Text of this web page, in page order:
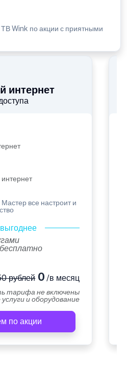
Wink по акции с приятными
интернет
все настроит и
рублей0 /в месяц
тарифа не включены
и оборудование
по акции